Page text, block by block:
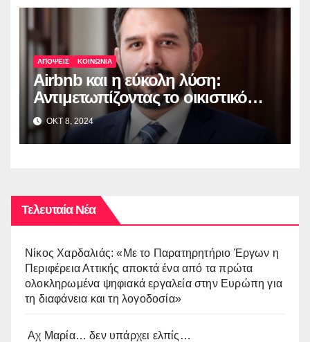
ΑΠΟΨΕΙΣ ΚΟΙΝΩΝΙΑ
Airbnb και η εύκολη λύση:
Αντιμετωπίζοντας το οικιστικό
πρόβλημα της Ελλάδας
ΟΚΤ 8, 2024
Τελευταία Νέα
Νίκος Χαρδαλιάς: «Με το Παρατηρητήριο Έργων η
Περιφέρεια Αττικής αποκτά ένα από τα πρώτα
ολοκληρωμένα ψηφιακά εργαλεία στην Ευρώπη για
τη διαφάνεια και τη λογοδοσία»
Αχ Μαρία… δεν υπάρχει ελπίς…